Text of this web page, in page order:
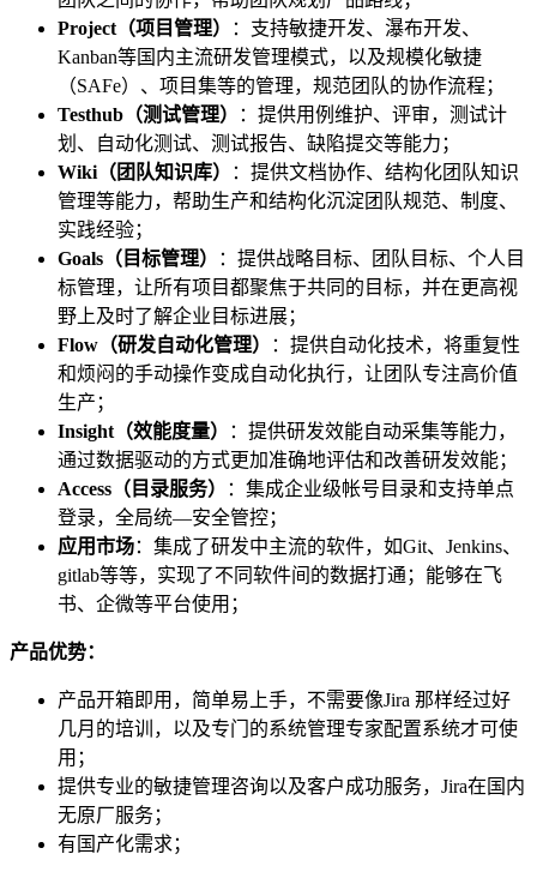
Project（项目管理）
：支持敏捷开发、瀑布开发、
Kanban等国内主流研发管理模式，以及规模化敏捷
（SAFe）、项目集等的管理，规范团队的协作流程；
Testhub（测试管理）
：提供用例维护、评审，测试计
划、自动化测试、测试报告、缺陷提交等能力；
Wiki（团队知识库）
：提供文档协作、结构化团队知识
管理等能力，帮助生产和结构化沉淀团队规范、制度、
实践经验；
Goals（目标管理）
：提供战略目标、团队目标、个人目
标管理，让所有项目都聚焦于共同的目标，并在更高视
野上及时了解企业目标进展；
Flow（研发自动化管理）
：提供自动化技术，将重复性
和烦闷的手动操作变成自动化执行，让团队专注高价值
生产；
Insight（效能度量）
：提供研发效能自动采集等能力，
通过数据驱动的方式更加准确地评估和改善研发效能；
Access（目录服务）
：集成企业级帐号目录和支持单点
登录，全局统—安全管控；
应用市场：集成了研发中主流的软件，如Git、Jenkins、
gitlab等等，实现了不同软件间的数据打通；能够在飞
书、企微等平台使用；
产品优势：
产品开箱即用，简单易上手，不需要像Jira 那样经过好
几月的培训，以及专门的系统管理专家配置系统才可使
用；
提供专业的敏捷管理咨询以及客户成功服务，Jira在国内
无原厂服务；
有国产化需求；